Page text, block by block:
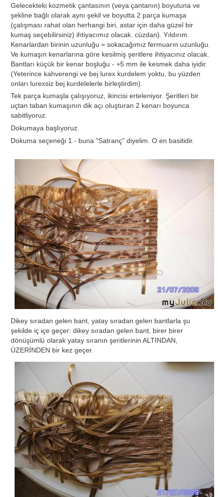
Gelecekteki kozmetik çantasının (veya çantanın) boyutuna ve
şekline bağlı olarak aynı şekil ve boyutta 2 parça kumaşa
(çalışması rahat olan herhangi biri, astar için daha güzel bir
kumaş seçebilirsiniz) ihtiyacımız olacak. cüzdan). Yıldırım.
Kenarlardan birinin uzunluğu = sokacağımız fermuarın uzunluğu.
Ve kumaşın kenarlarına göre kesilmiş şeritlere ihtiyacınız olacak.
Bantları küçük bir kenar boşluğu - +5 mm ile kesmek daha iyidir.
(Yeterince kahverengi ve bej lurex kurdelem yoktu, bu yüzden
onları lurexsiz bej kurdelelerle birleştirdim).
Tek parça kumaşla çalışıyoruz, ikincisi erteleniyor. Şeritleri bir
uçtan taban kumaşının dik açı oluşturan 2 kenarı boyunca
sabitliyoruz.
Dokumaya başlıyoruz.
Dokuma seçeneği 1 - buna "Satranç" diyelim. O en basitidir.
Dikey sıradan gelen bant, yatay sıradan gelen bantlarla şu
şekilde iç içe geçer: dikey sıradan gelen bant, birer birer
dönüşümlü olarak yatay sıranın şeritlerinin ALTINDAN,
ÜZERİNDEN bir kez geçer.